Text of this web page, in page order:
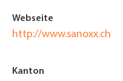
Webseite
http://www.sanoxx.ch
Kanton